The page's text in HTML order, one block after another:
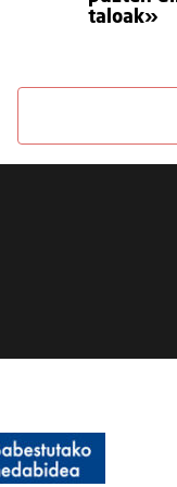
taloak»